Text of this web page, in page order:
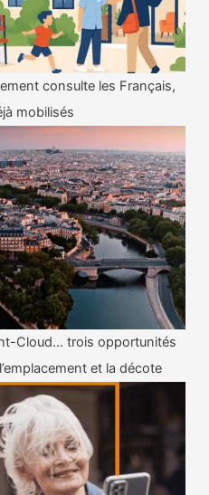
consulte les Français,
mobilisés
Cloud… trois opportunités
et la décote